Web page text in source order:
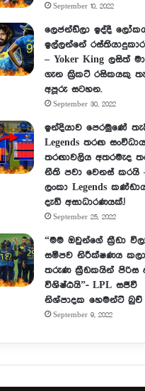
September 10, 2022
ලෙජන්ඩ්ලා ඉද්දී
ඉල්ලන්නේ
– Yoker King ලසිත්
ගැන ක්‍රිකට් රසිකයකු
අපූරු සටහන.
September 30, 2022
ඉන්දියාව පෙරමුණේ
Legends තරඟ
තරඟාවලිය අතරමැද
නීති පවා වෙනස් කරයි
ලංකා Legends
දැඩි අසාධාරණයක්.!
September 25, 2022
“මම ඔවුන්ගේ ක්‍රීඩා
සමීපව නිරීක්ෂණය
තරුණ ක්‍රීඩකයින් පිරිස
විශිෂ්ඨයි”- LPL සජීවී
නිශ්පාදක හෙමන්ට් බුච්
September 9, 2022